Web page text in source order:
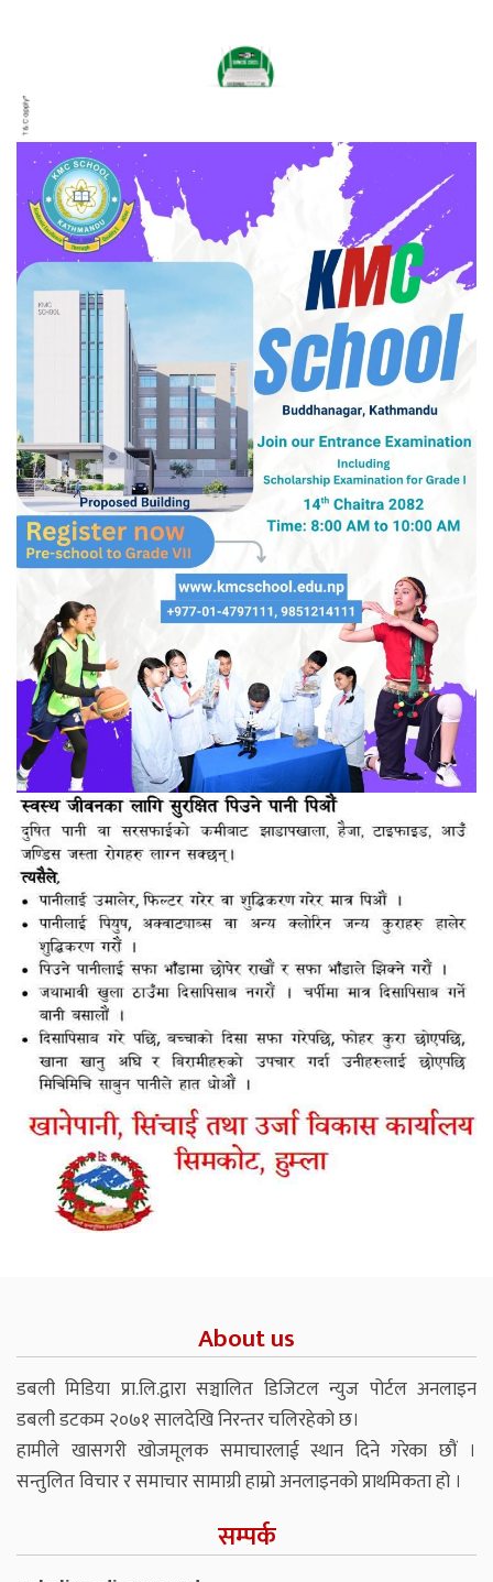
About us
डबली मिडिया प्रा.लि.द्वारा सञ्चालित डिजिटल न्युज पोर्टल अनलाइन
डबली डटकम २०७१ सालदेखि निरन्तर चलिरहेको छ।
हामीले खासगरी खोजमूलक समाचारलाई स्थान दिने गरेका छौं ।
सन्तुलित विचार र समाचार सामाग्री हाम्रो अनलाइनको प्राथमिकता हो ।
सम्पर्क